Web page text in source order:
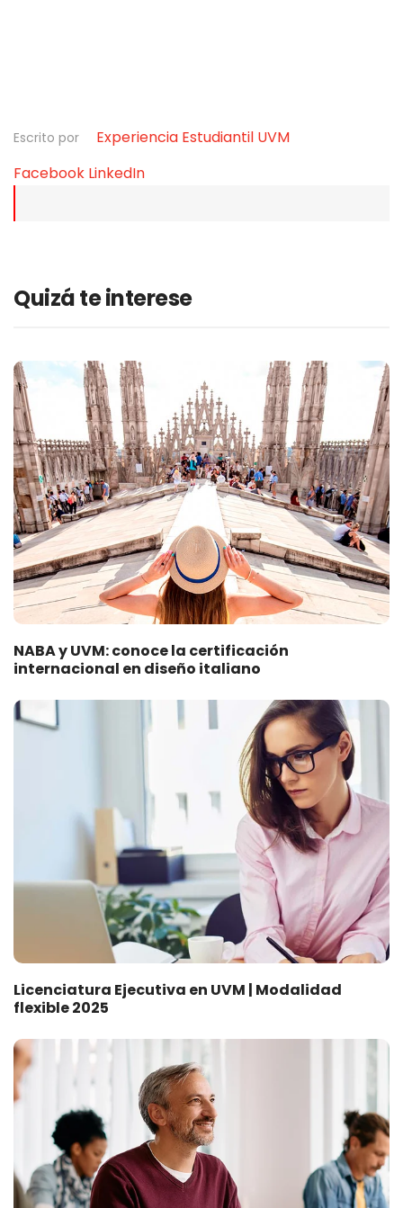
Escrito por
Experiencia Estudiantil UVM
Facebook LinkedIn
Quizá te interese
NABA y UVM: conoce la certificación
internacional en diseño italiano
Licenciatura Ejecutiva en UVM | Modalidad
flexible 2025